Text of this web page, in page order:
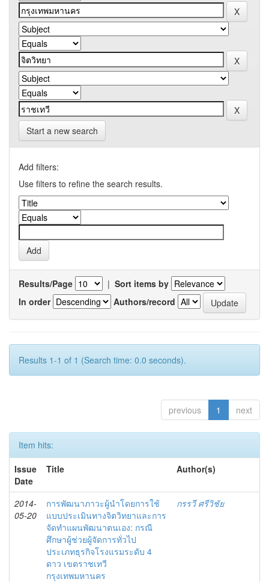
Start a new search
Add filters:
Use filters to refine the search results.
Results/Page | Sort items by
In order
Authors/record
Results 1-1 of 1 (Search time: 0.0 seconds).
previous 1 next
Item hits:
Issue
Date
Title Author(s)
2014-
05-20
การพัฒนาภาวะผู้นำโดยการใช้
แบบประเมินทางจิตวิทยาและการ
จัดทำแผนพัฒนาตนเอง: กรณี
ศึกษาผู้ช่วยผู้จัดการทั่วไป
ประเภทธุรกิจโรงแรมระดับ 4
ดาว เขตราชเทวี
กรุงเทพมหานคร
กรรวี ศรีวิชัย